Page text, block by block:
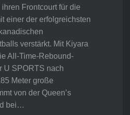
Frontcourt für die
einer der erfolgreichsten
verstärkt. Mit Kiyara
All-Time-Rebound-
U SPORTS nach
Meter große
von der Queen’s
bei…